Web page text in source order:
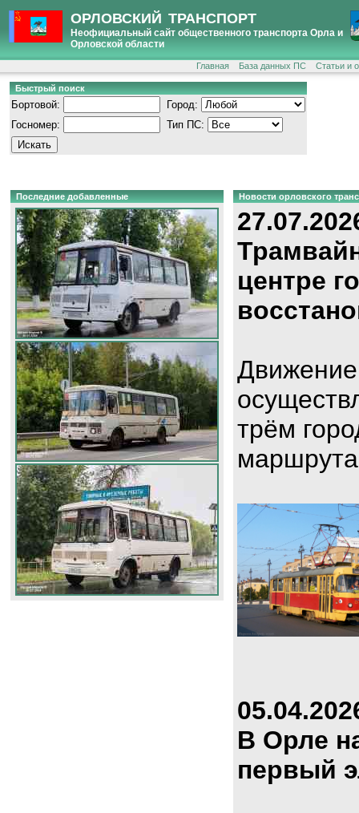
ОРЛОВСКИЙ ТРАНСПОРТ
Неофициальный сайт общественного транспорта Орла и
Орловской области
Главная База данных ПС Статьи и
Быстрый поиск
Бортовой:
Город:
Госномер:
Тип ПС:
Последние добавленные Новости орловского
центре
Движение
трём
В Орле
первый